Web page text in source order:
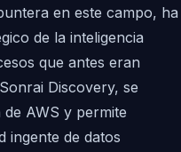
en este campo, ha
de la inteligencia
que antes eran
Discovery, se
AWS y permite
ingente de datos